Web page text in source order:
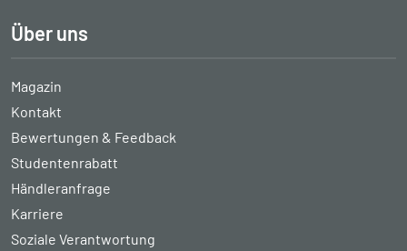
Über uns
Magazin
Kontakt
Bewertungen & Feedback
Studentenrabatt
Händleranfrage
Karriere
Soziale Verantwortung